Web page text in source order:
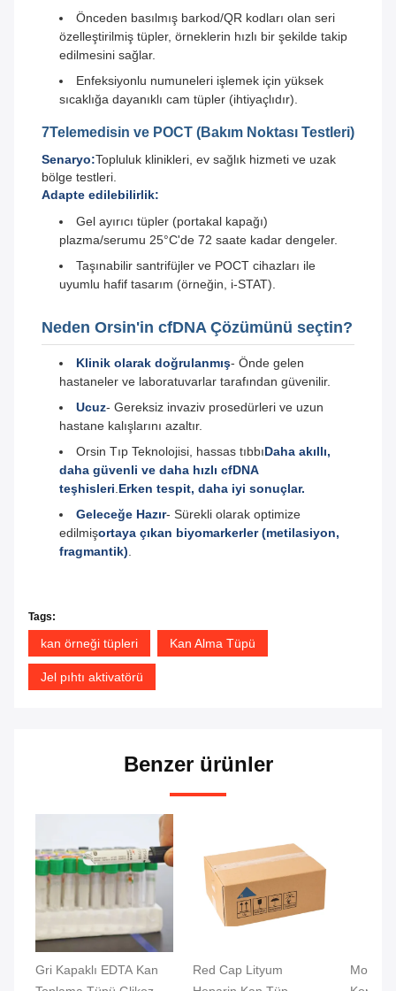
Önceden basılmış barkod/QR kodları olan seri
özelleştirilmiş tüpler, örneklerin hızlı bir şekilde takip
edilmesini sağlar.
Enfeksiyonlu numuneleri işlemek için yüksek
sıcaklığa dayanıklı cam tüpler (ihtiyaçlıdır).
7Telemedisin ve POCT (Bakım Noktası Testleri)
Senaryo:Topluluk klinikleri, ev sağlık hizmeti ve uzak
bölge testleri.
Adapte edilebilirlik:
Gel ayırıcı tüpler (portakal kapağı)
plazma/serumu 25°C'de 72 saate kadar dengeler.
Taşınabilir santrifüjler ve POCT cihazları ile
uyumlu hafif tasarım (örneğin, i-STAT).
Neden Orsin'in cfDNA Çözümünü seçtin?
Klinik olarak doğrulanmış- Önde gelen
hastaneler ve laboratuvarlar tarafından güvenilir.
Ucuz- Gereksiz invaziv prosedürleri ve uzun
hastane kalışlarını azaltır.
Orsin Tıp Teknolojisi, hassas tıbbıDaha akıllı,
daha güvenli ve daha hızlı cfDNA
teşhisleri.Erken tespit, daha iyi sonuçlar.
Geleceğe Hazır- Sürekli olarak optimize
edilmişortaya çıkan biyomarkerler (metilasiyon,
fragmantik).
Tags:
kan örneği tüpleri Kan Alma Tüpü
Jel pıhtı aktivatörü
Benzer ürünler
Gri Kapaklı EDTA Kan
Red Cap Lityum
Mor